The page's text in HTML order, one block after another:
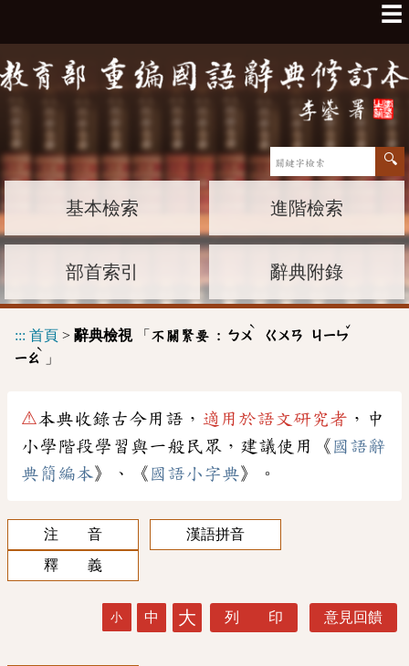
☰
基本檢索 進階檢索
部首索引 辭典附錄
::: 首頁 > 辭典檢視「 不關緊要 : ㄅㄨ
ˋ
ㄍㄨㄢ ㄐㄧㄣ
ˇ
ㄧㄠ
ˋ
」
⚠本典收錄古今用語， 適用於語文研究者 ，中
小學階段學習與一般民眾，建議使用《 國語辭
典簡編本》、《 國語小字典》。
注 音
漢語拼音
釋 義
小 中 大 列 印 意見回饋